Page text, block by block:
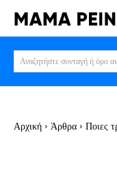
Αναζητήστε συνταγή ή όρο
Αρχική Άρθρα Ποιες